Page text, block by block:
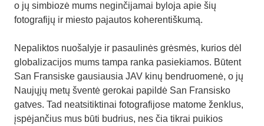
o jų simbiozė mums neginčijamai byloja apie šių
fotografijų ir miesto pajautos koherentiškumą.
Nepaliktos nuošalyje ir pasaulinės grėsmės, kurios dėl
globalizacijos mums tampa ranka pasiekiamos. Būtent
San Fransiske gausiausia JAV kinų bendruomenė, o jų
Naujųjų metų šventė gerokai papildė San Fransisko
gatves. Tad neatsitiktinai fotografijose matome ženklus,
įspėjančius mus būti budrius, nes čia tikrai puikios